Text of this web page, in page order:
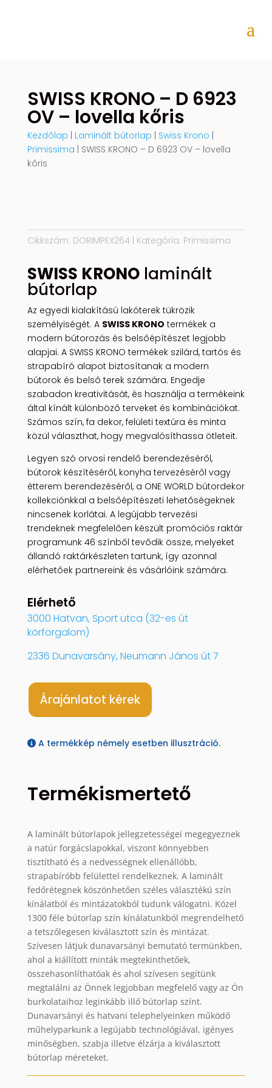
SWISS KRONO – D 6923
OV – lovella kőris
Kezdőlap | Laminált bútorlap | Swiss Krono |
Primissima | SWISS KRONO – D 6923 OV – lovella
kőris
Cikkszám: DORIMPEX264 Kategória: Primissima
SWISS KRONOlaminált
bútorlap
Az egyedi kialakítású lakóterek tükrözik
személyiségét. A SWISS KRONO termékek a
modern bútorozás és belsőépítészet legjobb
alapjai. A SWISS KRONO termékek szilárd, tartós és
strapabíró alapot biztosítanak a modern
bútorok és belső terek számára. Engedje
szabadon kreativitását, és használja a termékeink
által kínált különböző terveket és kombinációkat.
Számos szín, fa dekor, felületi textúra és minta
közül választhat, hogy megvalósíthassa ötleteit.
Legyen szó orvosi rendelő berendezéséről,
bútorok készítéséről, konyha tervezéséről vagy
étterem berendezéséről, a ONE WORLD bútordekor
kollekciónkkal a belsőépítészeti lehetőségeknek
nincsenek korlátai. A legújabb tervezési
trendeknek megfelelően készült promóciós raktár
programunk 46 színből tevődik össze, melyeket
állandó raktárkészleten tartunk, így azonnal
elérhetőek partnereink és vásárlóink számára.
Elérhető
3000 Hatvan, Sport utca (32-es út
körforgalom)
2336 Dunavarsány, Neumann János út 7
Árajánlatot kérek
A termékkép némely esetben illusztráció.
Termékismertető
A laminált bútorlapok jellegzetességei megegyeznek
a natúr forgácslapokkal, viszont könnyebben
tisztítható és a nedvességnek ellenállóbb,
strapabíróbb felülettel rendelkeznek. A laminált
fedőrétegnek köszönhetően széles választékú szín
kínálatból és mintázatokból tudunk válogatni. Közel
1300 féle bútorlap szín kínálatunkból megrendelhető
a tetszőlegesen kiválasztott szín és mintázat.
Szívesen látjuk dunavarsányi bemutató termünkben,
ahol a kiállított minták megtekinthetőek,
összehasonlíthatóak és ahol szívesen segítünk
megtalálni az Önnek legjobban megfelelő vagy az Ön
burkolataihoz leginkább illő bútorlap színt.
Dunavarsányi és hatvani telephelyeinken működő
műhelyparkunk a legújabb technológiával, igényes
minőségben, szabja illetve élzárja a kiválasztott
bútorlap méreteket.